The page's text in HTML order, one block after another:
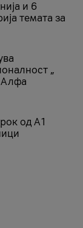
и 6
темата за
„
Алфа
од А1